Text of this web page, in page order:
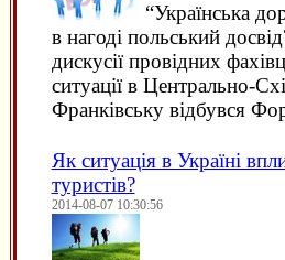
“Українська
в нагоді польський
дискусії провідних
ситуації в Центрально-
Франківську відбувся
Як ситуація в Україні
туристів?
2014-08-07 10:30:56